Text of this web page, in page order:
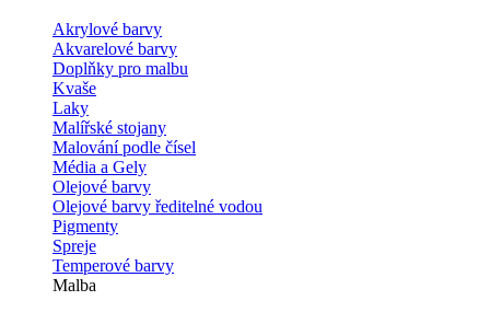
Akrylové barvy
Akvarelové barvy
Doplňky pro malbu
Kvaše
Laky
Malířské stojany
Malování podle čísel
Média a Gely
Olejové barvy
Olejové barvy ředitelné vodou
Pigmenty
Spreje
Temperové barvy
Malba